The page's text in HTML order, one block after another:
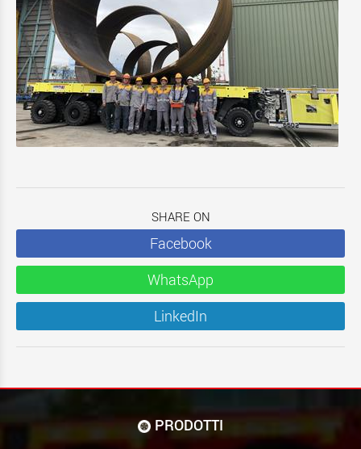
SHARE ON
Facebook
WhatsApp
LinkedIn
PRODOTTI